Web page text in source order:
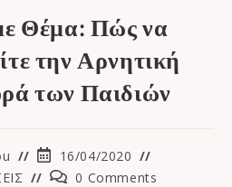
Θέμα: Πώς να
την Αρνητική
των Παιδιών
16/04/2020
0 Comments